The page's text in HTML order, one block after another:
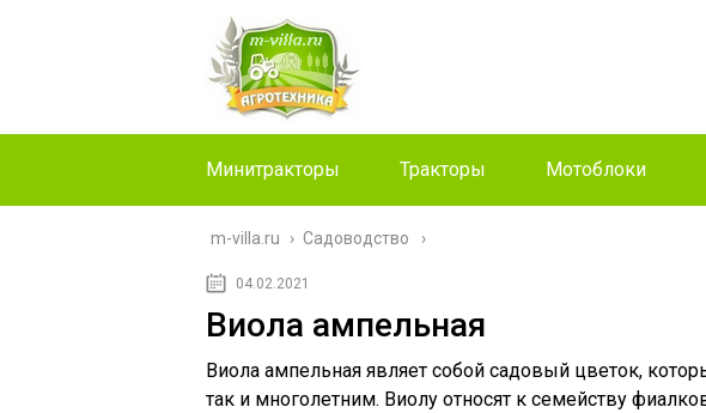
Минитракторы Тракторы Мотоблоки
m-villa.ru › Садоводство
04.02.2021
Виола ампельная
Виола ампельная являет собой садовый цветок,
так и многолетним. Виолу относят к семейству